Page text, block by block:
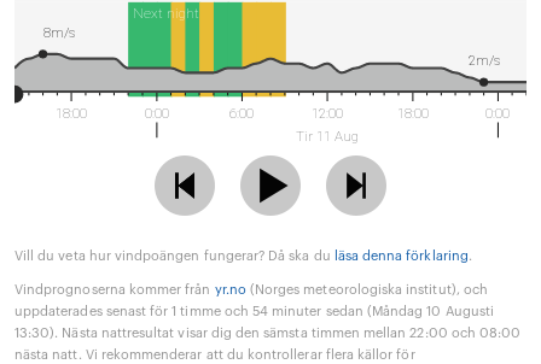
Next night
18:00 0:00 6:00
12:00
Tir 11 Aug
18:00 0:00
8m/s
2m/s
Vill du veta hur vindpoängen fungerar? Då ska du läsa denna förklaring.
Vindprognoserna kommer från yr.no (Norges meteorologiska institut), och
uppdaterades senast för 1 timme och 54 minuter sedan (Måndag 10 Augusti
13:30). Nästa nattresultat visar dig den sämsta timmen mellan 22:00 och 08:00
nästa natt. Vi rekommenderar att du kontrollerar flera källor för